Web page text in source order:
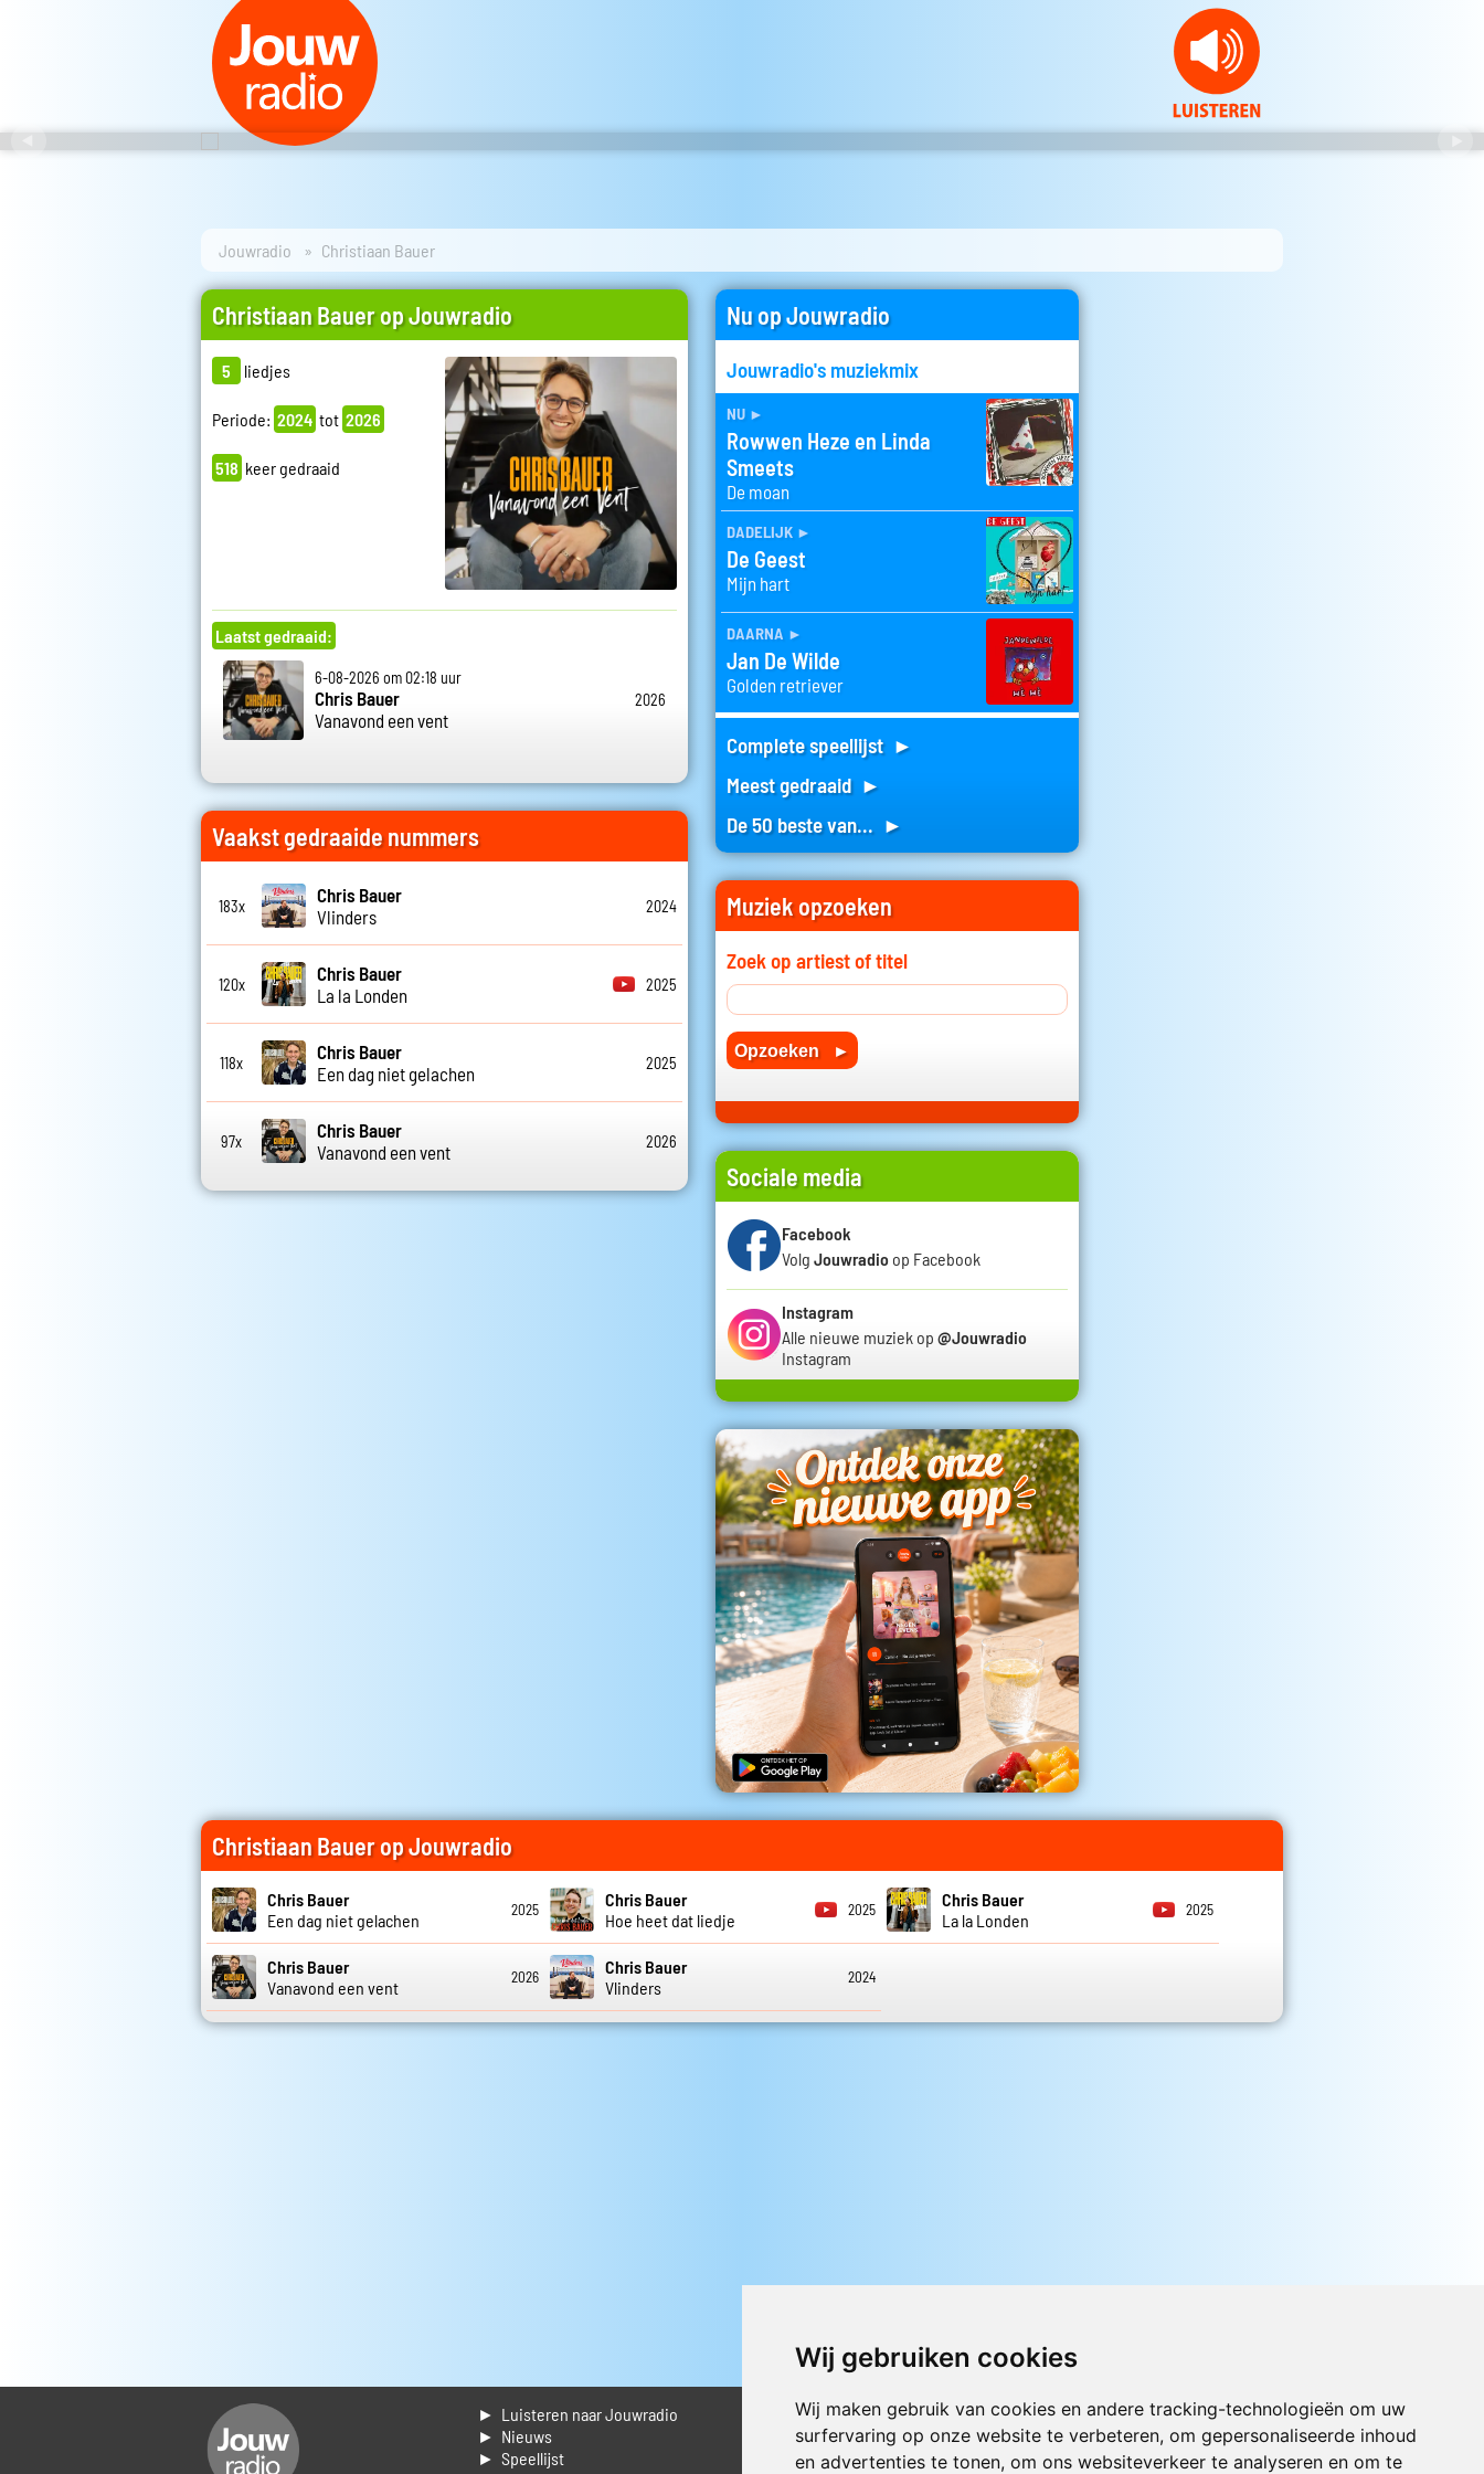
Wij gebruiken cookies
Wij maken gebruik van cookies en andere tracking-technologieën om uw
surfervaring op onze website te verbeteren, om gepersonaliseerde inhoud
en advertenties te tonen, om ons websiteverkeer te analyseren en om te
Jouwradio Christiaan Bauer
Christiaan Bauer op Jouwradio
5 liedjes
Periode: 2024 tot 2026
518 keer gedraaid
Laatst gedraaid:
6-08-2026 om 02:18 uur
Chris Bauer
Vanavond een vent
2026
Vaakst gedraaide nummers
183x
Chris Bauer
Vlinders
2024
120x
Chris Bauer
La la Londen
2025
118x
Chris Bauer
Een dag niet gelachen
2025
97x
Chris Bauer
Vanavond een vent
2026
Nu op Jouwradio
Jouwradio's muziekmix
nu ►
Rowwen Heze en Linda
Smeets
De moan
dadelijk ►
De Geest
Mijn hart
daarna ►
Jan De Wilde
Golden retriever
Complete speellijst ►
Meest gedraaid ►
De 50 beste van... ►
Muziek opzoeken
Zoek op artiest of titel
Sociale media
Facebook
Volg Jouwradio op Facebook
Instagram
Alle nieuwe muziek op @Jouwradio
Instagram
Christiaan Bauer op Jouwradio
Chris Bauer
Een dag niet gelachen
2025
Chris Bauer
Hoe heet dat liedje
2025
Chris Bauer
La la Londen
2025
Chris Bauer
Vanavond een vent
2026
Chris Bauer
Vlinders
2024
► Luisteren naar Jouwradio
► Nieuws
► Speellijst
► Livestream informatie
► Muziek opzoeken
► Vlaamse 100 Aller tijden
Luister nu naar Jouwradio! De beste
Nederlandstalige muziek uit de lage
landen hoor je hier al 20 jaar. In